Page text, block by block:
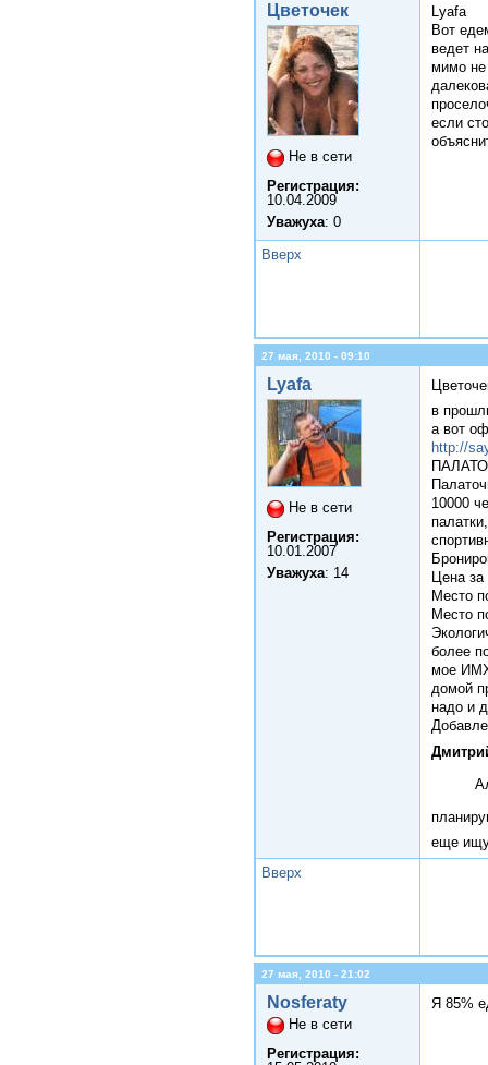
Цветочек
Не в сети
Регистрация:
10.04.2009
Уважуха: 0
Lyafa
Вот
ведет
мимо не
если
Вверх
27 мая, 2010 - 09:10
Lyafa
Не в сети
Регистрация:
10.01.2007
Уважуха: 14
в
а вот
http://
10000
Цена за
Место
Место
более
мое
домой
надо и
еще
Вверх
27 мая, 2010 - 21:02
Nosferaty
Не в сети
Регистрация:
Я 85%